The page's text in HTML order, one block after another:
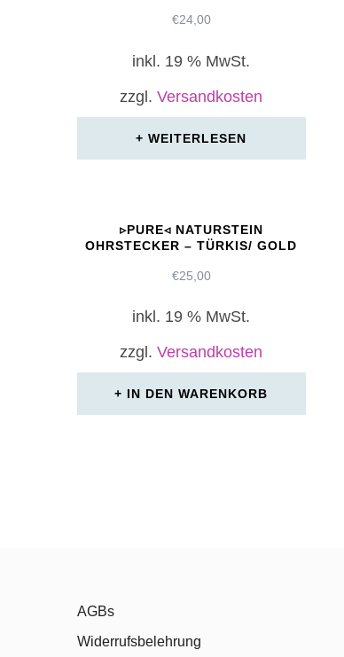
€24,00
inkl. 19 % MwSt.
zzgl.Versandkosten
WEITERLESEN
▹PURE◃ NATURSTEIN
OHRSTECKER – TÜRKIS/ GOLD
€25,00
inkl. 19 % MwSt.
zzgl.Versandkosten
IN DEN WARENKORB
AGBs
Widerrufsbelehrung